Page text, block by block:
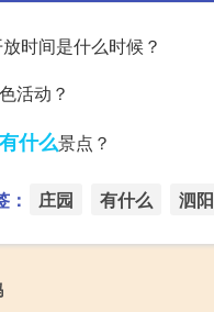
时间是什么时候？
活动？
有什么景点？
： 庄园 有什么 泗阳